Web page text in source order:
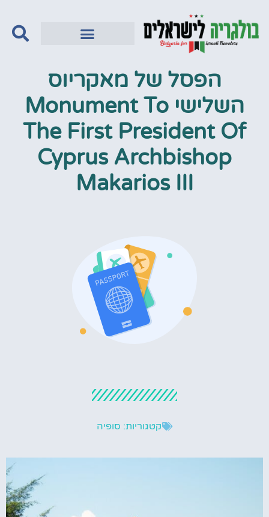
הפסל של מאקריוס
השלישי ‪Monument To
The First President Of
Cyprus Archbishop
Makarios III
קטגוריות: סופיה